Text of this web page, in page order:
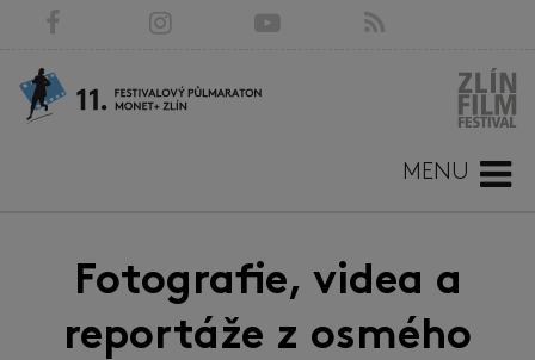
MENU
Fotografie, videa a
reportáže z osmého